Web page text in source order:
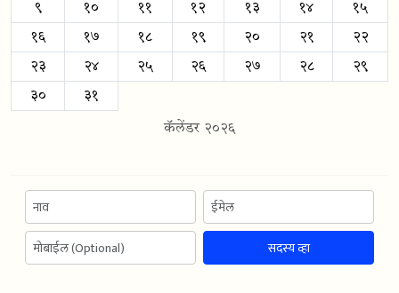
९ १० ११ १२ १३ १४ १५
१६ १७ १८ १९ २० २१ २२
२३ २४ २५ २६ २७ २८ २९
३० ३१
कॅलेंडर २०२६
सदस्य व्हा